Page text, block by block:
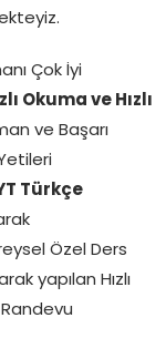
Çok İyi
Okuma ve Hızlı
ve Başarı
Türkçe
Özel Ders
yapılan Hızlı